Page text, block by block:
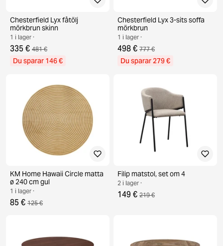
Chesterfield Lyx fåtölj
mörkbrun skinn
1 i lager ·
335 € 481 €
Du sparar 146 €
Chesterfield Lyx 3-sits soffa
mörkbrun
1 i lager ·
498 € 777 €
Du sparar 279 €
KM Home Hawaii Circle matta
ø 240 cm gul
1 i lager ·
85 € 125 €
Filip matstol, set om 4
2 i lager ·
149 € 219 €